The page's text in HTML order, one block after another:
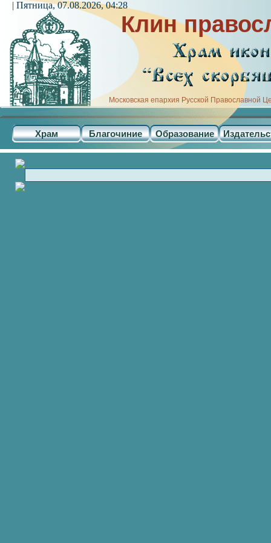
Клин
Московская епархия Русской Православной
Храм Благочиние Образование
| Пятница, 07.08.2026, 04:28